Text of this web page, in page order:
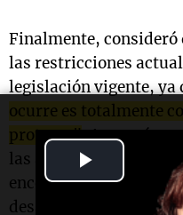
Video
Finalmente,
las restricciones
legislación vigente, ya
ocurre es totalmente
proteger". Aseguró
las autoridades
encontrar un punto
desafíos de manera